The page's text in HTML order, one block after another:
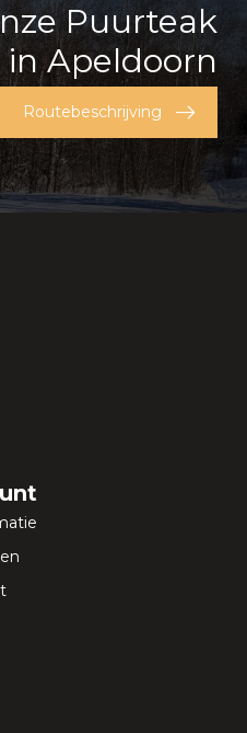
Puurteak
in Apeldoorn
Routebeschrijving